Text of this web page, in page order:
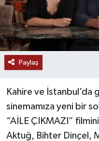
Paylaş
Kahire ve İstanbul’da
sinemamıza yeni bir
“AİLE ÇIKMAZI”
Aktuğ, Bihter Dinçel,